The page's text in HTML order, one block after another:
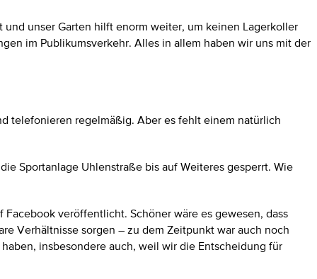
unser Garten hilft enorm weiter, um keinen Lagerkoller
im Publikumsverkehr. Alles in allem haben wir uns mit der
telefonieren regelmäßig. Aber es fehlt einem natürlich
Sportanlage Uhlenstraße bis auf Weiteres gesperrt. Wie
veröffentlicht. Schöner wäre es gewesen, dass
Verhältnisse sorgen – zu dem Zeitpunkt war auch noch
insbesondere auch, weil wir die Entscheidung für